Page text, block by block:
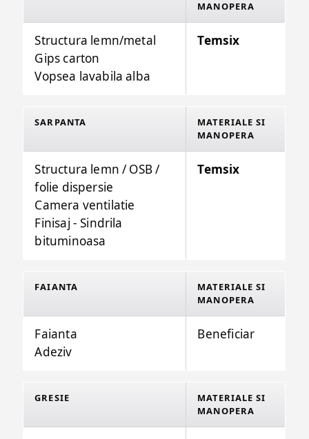
MANOPERA
Structura lemn/metal
Gips carton
Vopsea lavabila alba
Temsix
SARPANTA
MATERIALE SI
MANOPERA
Structura lemn / OSB /
folie dispersie
Camera ventilatie
Finisaj - Sindrila
bituminoasa
Temsix
FAIANTA
MATERIALE SI
MANOPERA
Faianta
Adeziv
Beneficiar
GRESIE
MATERIALE SI
MANOPERA